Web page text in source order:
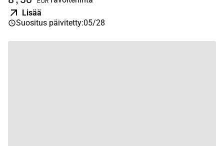
Lisää
Suositus päivitetty:05/28